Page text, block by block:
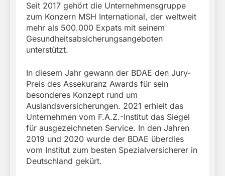
Seit 2017 gehört die Unternehmensgruppe
zum Konzern MSH International, der weltweit
mehr als 500.000 Expats mit seinem
Gesundheitsabsicherungsangeboten
unterstützt.
In diesem Jahr gewann der BDAE den Jury-
Preis des Assekuranz Awards für sein
besonderes Konzept rund um
Auslandsversicherungen. 2021 erhielt das
Unternehmen vom F.A.Z.-Institut das Siegel
für ausgezeichneten Service. In den Jahren
2019 und 2020 wurde der BDAE überdies
vom Institut zum besten Spezialversicherer in
Deutschland gekürt.